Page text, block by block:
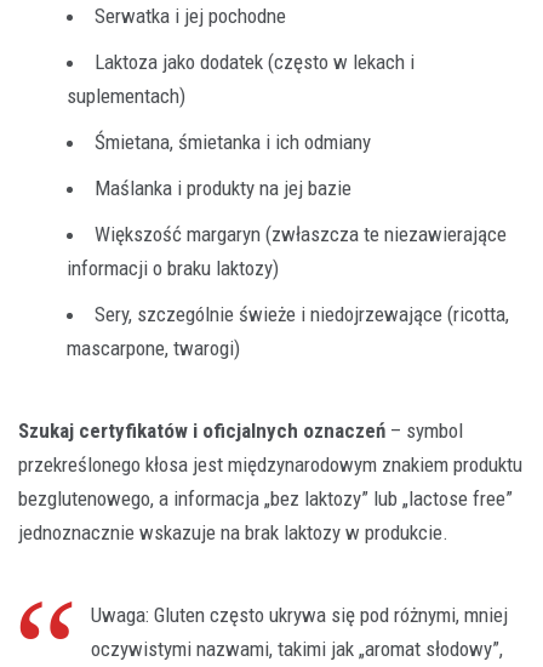
Serwatka i jej pochodne
Laktoza jako dodatek (często w lekach i
suplementach)
Śmietana, śmietanka i ich odmiany
Maślanka i produkty na jej bazie
Większość margaryn (zwłaszcza te niezawierające
informacji o braku laktozy)
Sery, szczególnie świeże i niedojrzewające (ricotta,
mascarpone, twarogi)
Szukaj certyfikatów i oficjalnych oznaczeń – symbol
przekreślonego kłosa jest międzynarodowym znakiem produktu
bezglutenowego, a informacja „bez laktozy” lub „lactose free”
jednoznacznie wskazuje na brak laktozy w produkcie.
Uwaga: Gluten często ukrywa się pod różnymi, mniej
oczywistymi nazwami, takimi jak „aromat słodowy”,